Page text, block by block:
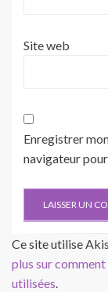
Site web
Enregistrer
navigateur
Ce site utilise
plus sur
utilisées.